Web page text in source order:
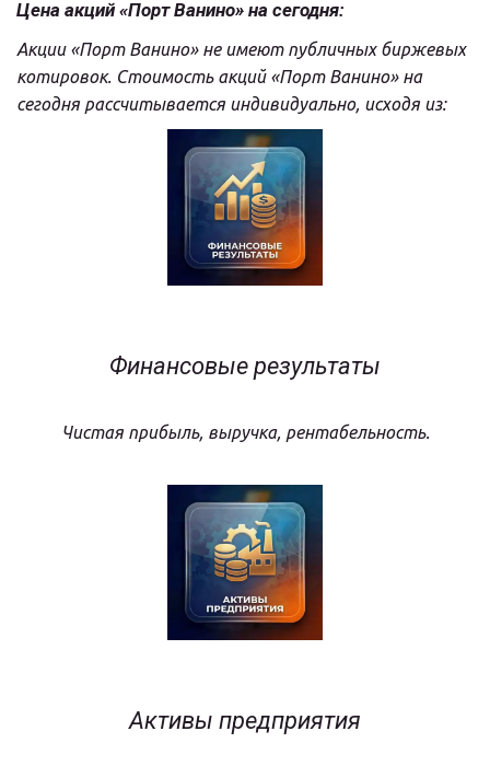
Цена акций «Порт Ванино» на сегодня:
Акции «Порт Ванино» не имеют публичных биржевых
котировок. Стоимость акций «Порт Ванино» на
сегодня рассчитывается индивидуально, исходя из:
Финансовые результаты
Чистая прибыль, выручка, рентабельность.
Активы предприятия